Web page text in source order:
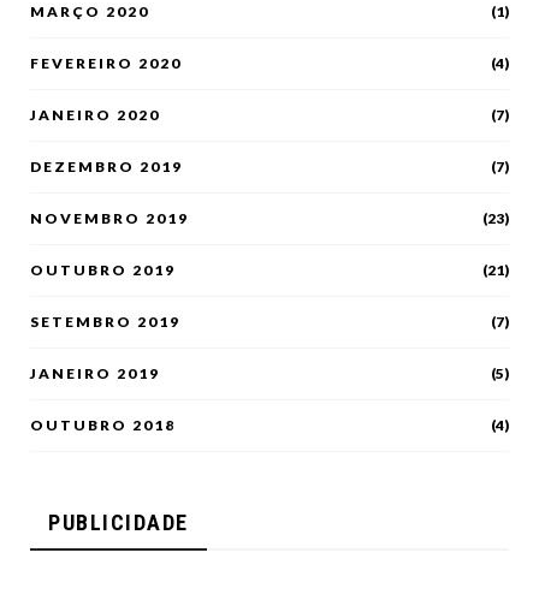
MARÇO 2020 (1)
FEVEREIRO 2020 (4)
JANEIRO 2020 (7)
DEZEMBRO 2019 (7)
NOVEMBRO 2019 (23)
OUTUBRO 2019 (21)
SETEMBRO 2019 (7)
JANEIRO 2019 (5)
OUTUBRO 2018 (4)
PUBLICIDADE